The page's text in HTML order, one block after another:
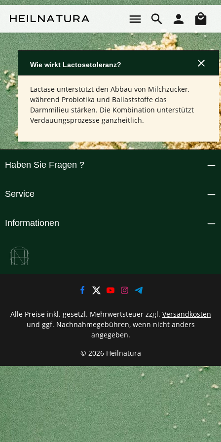
Wie wirkt Lactosetoleranz?
Lactase unterstützt den Abbau von Milchzucker,
während Probiotika und Ballaststoffe das
Darmmilieu stärken. Die Kombination unterstützt
Verdauungsprozesse ganzheitlich.
Haben Sie Fragen ?
Service
Informationen
© 2026 Heilnatura
Alle Preise inkl. gesetzl. Mehrwertsteuer zzgl. Versandkosten
und ggf. Nachnahmegebühren, wenn nicht anders
angegeben.